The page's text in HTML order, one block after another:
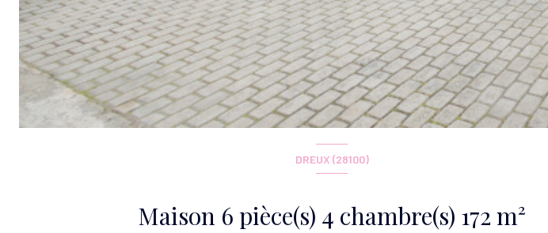
DREUX (28100)
Maison 6 pièce(s) 4 chambre(s) 172 m²